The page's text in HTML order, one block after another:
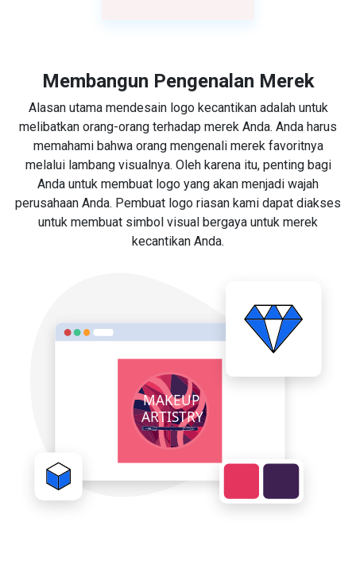
Membangun Pengenalan Merek
Alasan utama mendesain logo kecantikan adalah untuk
melibatkan orang-orang terhadap merek Anda. Anda harus
memahami bahwa orang mengenali merek favoritnya
melalui lambang visualnya. Oleh karena itu, penting bagi
Anda untuk membuat logo yang akan menjadi wajah
perusahaan Anda. Pembuat logo riasan kami dapat diakses
untuk membuat simbol visual bergaya untuk merek
kecantikan Anda.